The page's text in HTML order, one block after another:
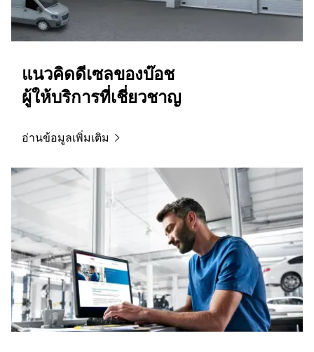
แนวคิดดีเซลของบ๊อช
ผู้ให้บริการที่เชี่ยวชาญ
อ่านข้อมูลเพิ่มเติม